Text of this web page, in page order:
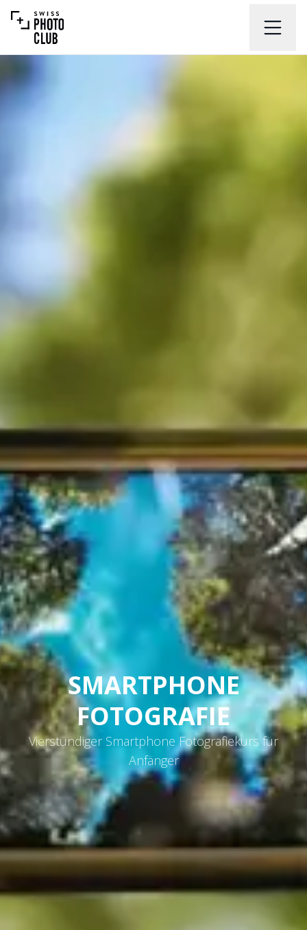
SMARTPHONE
FOTOGRAFIE
Vierstündiger Smartphone Fotografiekurs für
Anfänger